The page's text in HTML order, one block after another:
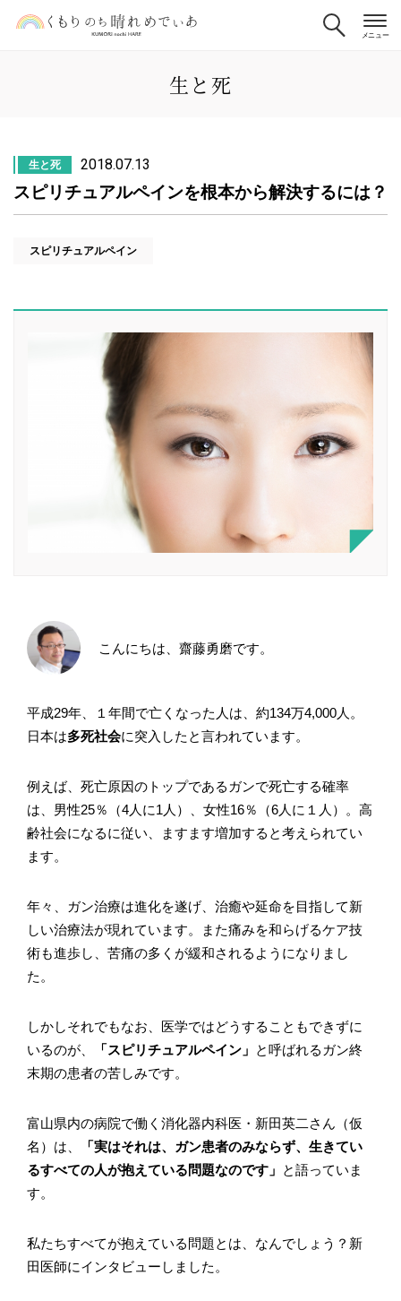
生と死
生と死 2018.07.13
スピリチュアルペインを根本から解決するには？
スピリチュアルペイン
こんにちは、齋藤勇磨です。
平成29年、１年間で亡くなった人は、約134万4,000人。
日本は多死社会に突入したと言われています。
例えば、死亡原因のトップであるガンで死亡する確率
は、男性25％（4人に1人）、女性16％（6人に１人）。高
齢社会になるに従い、ますます増加すると考えられてい
ます。
年々、ガン治療は進化を遂げ、治癒や延命を目指して新
しい治療法が現れています。また痛みを和らげるケア技
術も進歩し、苦痛の多くが緩和されるようになりまし
た。
しかしそれでもなお、医学ではどうすることもできずに
いるのが、
「スピリチュアルペイン」 と呼ばれるガン終
末期の患者の苦しみです。
富山県内の病院で働く消化器内科医・新田英二さん（仮
名）は、
「実はそれは、ガン患者のみならず、生きてい
るすべての人が抱えている問題なのです」 と語っていま
す。
私たちすべてが抱えている問題とは、なんでしょう？新
田医師にインタビューしました。